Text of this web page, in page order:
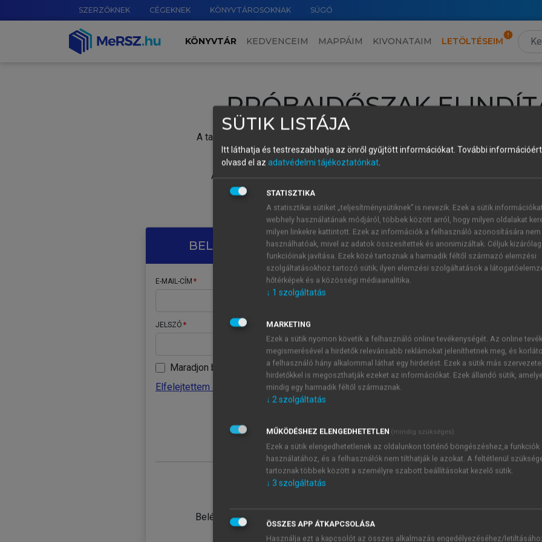
SZERZŐKNEK CÉGEKNEK KÖNYVTÁROSOKNAK SÚGÓ
KÖNYVTÁR KEDVENCEIM MAPPÁIM KIVONATAIM LETÖLTÉSEIM
PRÓBAIDŐSZAK
A tartalom megtekintéséhez lépj be a saját fiókoddal, iskolai azonosítóddal vagy
Új felhasználóként1 óra díjmentes hozzáférésrevagy
A próbaidőszak elindításához,
vagy hozz
A regisztráció után a
BELÉPÉS SAJÁT FIÓKKAL
E-MAIL-CÍM
JELSZÓ
Maradjon belépve
Elfelejtettem a jelszavamat
Belépés intézményi azonosítóval
ÚJ FIÓK
1 óra
JELSZÓ
Kérek értesítést a MeRSZ
Kérek értesítést az
SÜTIK LISTÁJA
Itt láthatja és testreszabhatja az önről gyűjtött információkat. További
olvasd el az adatvédelmi tájékoztatónkat.
STATISZTIKA
A statisztikai sütiket „teljesítménysütiknek” is nevezik. Ezek a sütik
webhely használatának módjáról, többek között arról, hogy milyen oldalakat
milyen linkekre kattintott. Ezek az információk a felhasználó azonosítására nem
használhatóak, mivel az adatok összesítettek és anonimizáltak. Céljuk
funkcióinak javítása. Ezek közé tartoznak a harmadik féltől származó elemzési
szolgáltatásokhoz tartozó sütik; ilyen elemzési szolgáltatások a
hőtérképek és a közösségi médiaanalitika.
↓ 1 szolgáltatás
MARKETING
Ezek a sütik nyomon követik a felhasználó online tevékenységét. Az online
megismerésével a hirdetők relevánsabb reklámokat jeleníthetnek meg, és
a felhasználó hány alkalommal láthat egy hirdetést. Ezek a sütik más
hirdetőkkel is megoszthatják ezeket az információkat. Ezek állandó sütik,
mindig egy harmadik féltől származnak.
↓ 2szolgáltatás
MŰKÖDÉSHEZ ELENGEDHETETLEN (mindig szükséges)
Ezek a sütik elengedhetetlenek az oldalunkon történő böngészéshez,a funkciók
használatához, és a felhasználók nem tilthatják le azokat. A feltétlenül
tartoznak többek között a személyre szabott beállításokat kezelő sütik.
↓ 3 szolgáltatás
ÖSSZES APP ÁTKAPCSOLÁSA
Használja ezt a kapcsolót az összes alkalmazás engedélyezéséhez/